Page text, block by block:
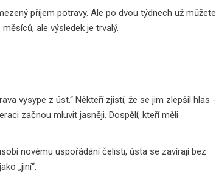
příjem potravy. Ale po dvou týdnech už můžete
ale výsledek je trvalý.
vysype z úst.“ Někteří zjistí, že se jim zlepšil hlas -
začnou mluvit jasněji. Dospělí, kteří měli
novému uspořádání čelisti, ústa se zavírají bez
„jiní“.